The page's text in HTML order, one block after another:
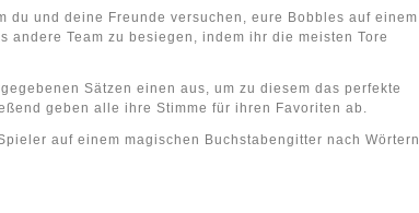
du und deine Freunde versuchen, eure Bobbles auf einem
andere Team zu besiegen, indem ihr die meisten Tore
Sätzen einen aus, um zu diesem das perfekte
geben alle ihre Stimme für ihren Favoriten ab.
auf einem magischen Buchstabengitter nach Wörtern